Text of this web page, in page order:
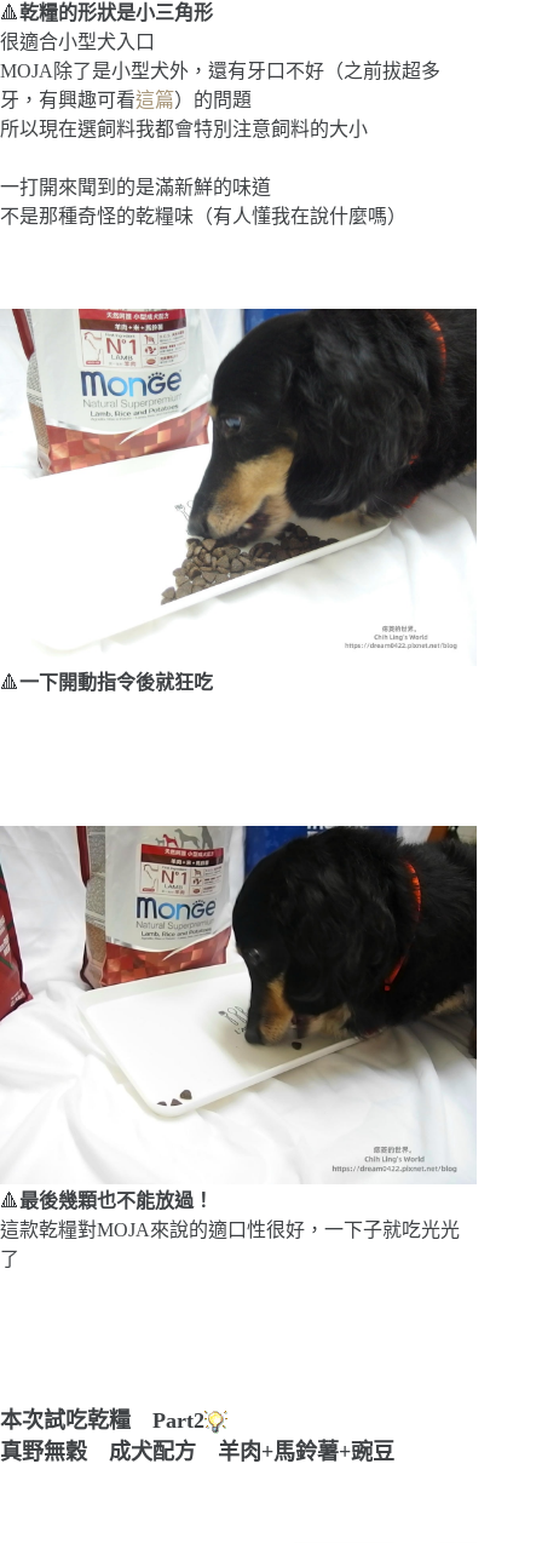
🔺乾糧的形狀是小三角形
很適合小型犬入口
MOJA除了是小型犬外，還有牙口不好（之前拔超多
牙，有興趣可看這篇）的問題
所以現在選飼料我都會特別注意飼料的大小
一打開來聞到的是滿新鮮的味道
不是那種奇怪的乾糧味（有人懂我在說什麼嗎）
🔺一下開動指令後就狂吃
🔺最後幾顆也不能放過！
這款乾糧對MOJA來說的適口性很好，一下子就吃光光
了
本次試吃乾糧 Part2
真野無穀 成犬配方 羊肉+馬鈴薯+豌豆